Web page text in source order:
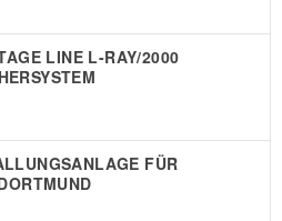
LINE L-RAY/2000
FÜR